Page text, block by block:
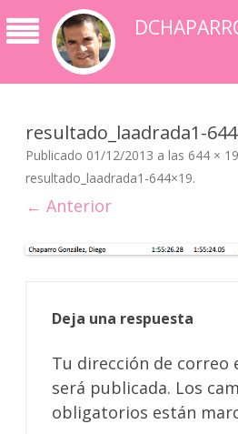
resultado_laadrada1-
Publicado 01/12/2013 a las 644 × 19
resultado_laadrada1-644×19.
← Anterior
Deja una respuesta
Tu dirección de correo
será publicada. Los
obligatorios están